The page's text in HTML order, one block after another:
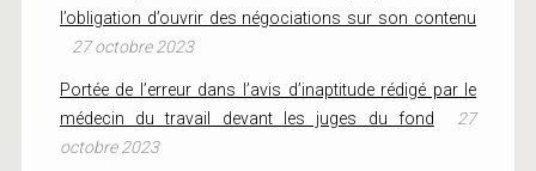
l’obligation d’ouvrir des négociations sur son contenu
27 octobre 2023
Portée de l’erreur dans l’avis d’inaptitude rédigé par le
médecin du travail devant les juges du fond
27
octobre 2023